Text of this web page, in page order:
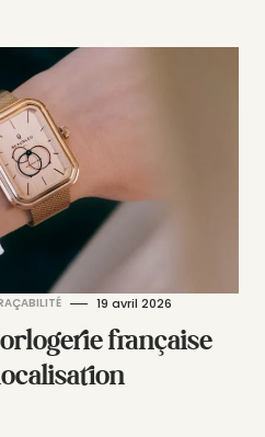
19 avril 2026
française